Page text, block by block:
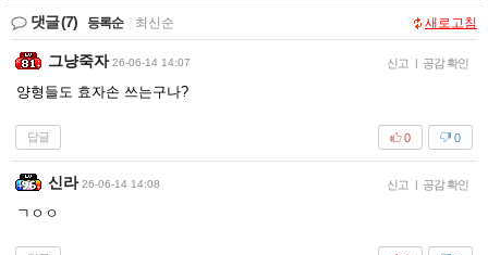
댓글(7) 등록순 최신순 새로고침
그냥죽자 26-06-14 14:07 신고 | 공감 확인
양형들도 효자손 쓰는구나?
답글 0
0
신라 26-06-14 14:08 신고 | 공감 확인
ㄱㅇㅇ